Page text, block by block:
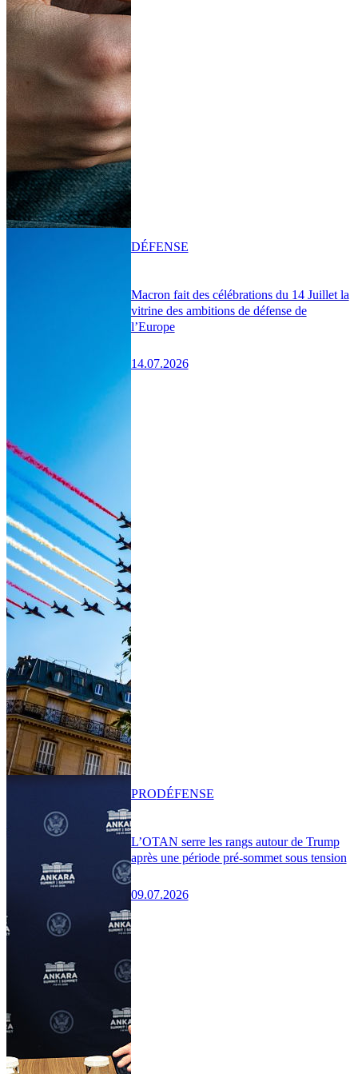
Macron fait des célébrations du 14 Juillet la
vitrine des ambitions de défense de
l’Europe
14.07.2026
DÉFENSE
L’OTAN serre les rangs autour de Trump
après une période pré-sommet sous tension
09.07.2026
PRODÉFENSE